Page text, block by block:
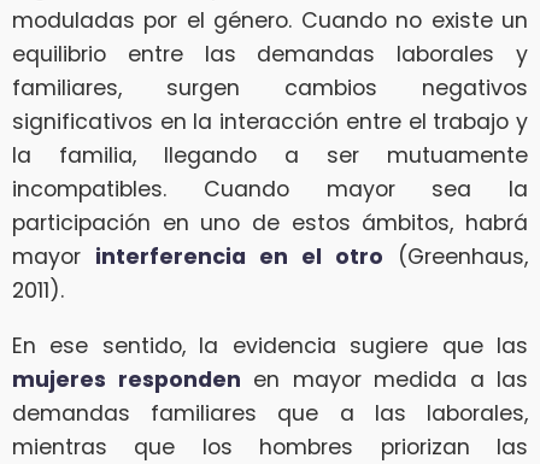
moduladas por el género. Cuando no existe un
equilibrio entre las demandas laborales y
familiares, surgen cambios negativos
significativos en la interacción entre el trabajo y
la familia, llegando a ser mutuamente
incompatibles. Cuando mayor sea la
participación en uno de estos ámbitos, habrá
mayor interferencia en el otro (Greenhaus,
2011).
En ese sentido, la evidencia sugiere que las
mujeres responden en mayor medida a las
demandas familiares que a las laborales,
mientras que los hombres priorizan las